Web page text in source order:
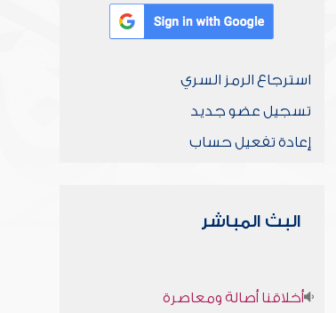
استرجاع الرمز السري
تسجيل عضو جديد
إعادة تفعيل حساب
البث المباشر
أخلاقنا أصالة ومعاصرة